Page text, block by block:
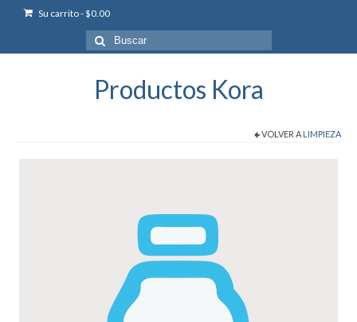
Su carrito-$0.00
Buscar
por:
Productos Kora
VOLVER A LIMPIEZA